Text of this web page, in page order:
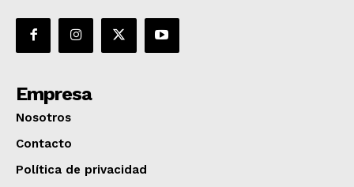
Empresa
Nosotros
Contacto
Política de privacidad